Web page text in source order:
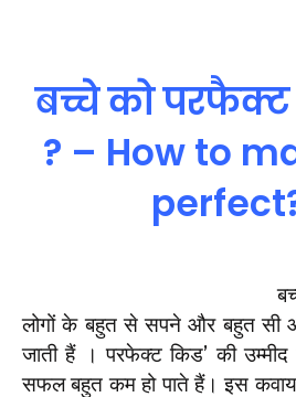
बच्चे को
? – How to
लोगों के बहुत से सपने और बहुत सी
जाती हैं । परफेक्ट किड’ की
सफल बहुत कम हो पाते हैं। इस